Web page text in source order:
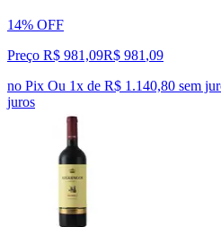
14% OFF
Preço R$ 981,09R$ 981 ,09
no Pix Ou 1x de R$ 1.140,80 sem
juros